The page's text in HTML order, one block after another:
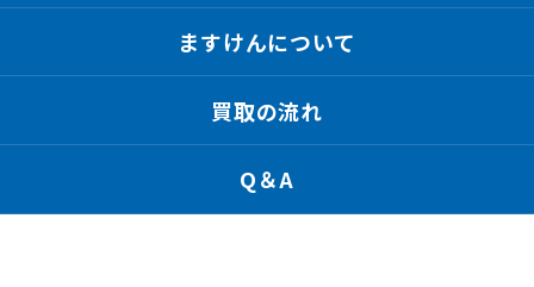
ますけんについて
買取の流れ
Q＆A